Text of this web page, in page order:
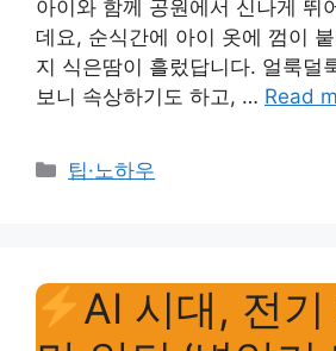
아이와 함께 공원에서 신나게 뛰
데요, 순식간에 아이 옷에 껌이
지 식은땀이 흘렀답니다. 얼룩덜
보니 속상하기도 하고, … Read
Categories
팁·노하우
AI 시대, 전